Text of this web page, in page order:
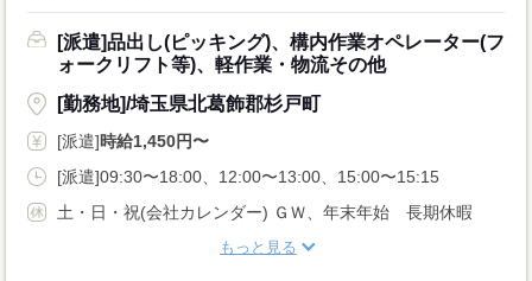
[派遣]品出し(ピッキング)、構内作業オペレーター(フ
ォークリフト等)、軽作業・物流その他
[勤務地]/埼玉県北葛飾郡杉戸町
[派遣]時給1,450円〜
[派遣]09:30〜18:00、12:00〜13:00、15:00〜15:15
土・日・祝(会社カレンダー) ＧＷ、年末年始 長期休暇
もっと見る